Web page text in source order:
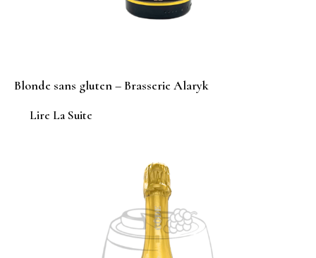
Blonde sans gluten – Brasserie Alaryk
Lire La Suite